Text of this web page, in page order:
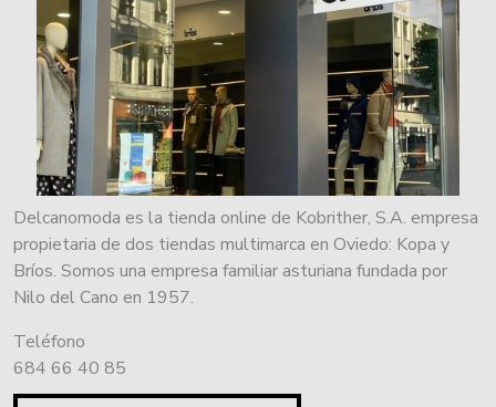
Delcanomoda es la tienda online de Kobrither, S.A. empresa
propietaria de dos tiendas multimarca en Oviedo: Kopa y
Bríos. Somos una empresa familiar asturiana fundada por
Nilo del Cano en 1957.
Teléfono
684 66 40 85